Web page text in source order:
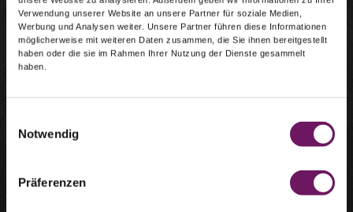
Verwendung unserer Website an unsere Partner für soziale Medien,
Werbung und Analysen weiter. Unsere Partner führen diese Informationen
möglicherweise mit weiteren Daten zusammen, die Sie ihnen bereitgestellt
haben oder die sie im Rahmen Ihrer Nutzung der Dienste gesammelt
haben.
Notwendig
Präferenzen
Focus sur les matériaux: les feuilles
avantages